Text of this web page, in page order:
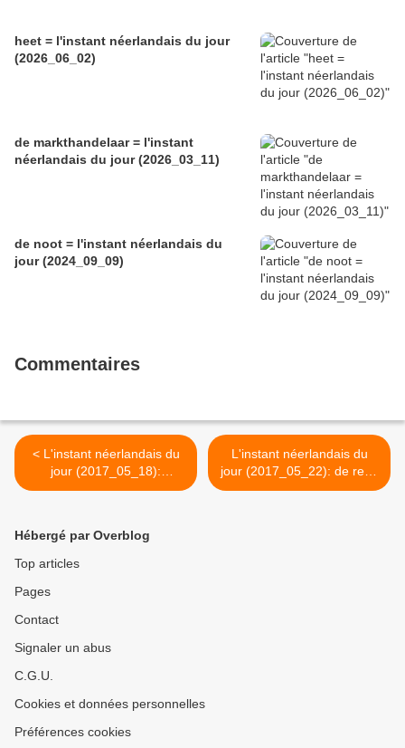
heet = l'instant néerlandais du jour
(2026_06_02)
de markthandelaar = l'instant
néerlandais du jour (2026_03_11)
de noot = l'instant néerlandais du
jour (2024_09_09)
Commentaires
< L'instant néerlandais du
jour (2017_05_18):
regering
L'instant néerlandais du
jour (2017_05_22): de reus
>
Hébergé par Overblog
Top articles
Pages
Contact
Signaler un abus
C.G.U.
Cookies et données personnelles
Préférences cookies